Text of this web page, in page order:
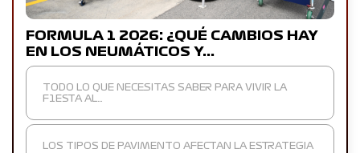
FORMULA 1 2026: ¿QUÉ CAMBIOS HAY
EN LOS NEUMÁTICOS Y…
TODO LO QUE NECESITAS SABER PARA VIVIR LA
F1ESTA AL…
LOS TIPOS DE PAVIMENTO AFECTAN LA ESTRATEGIA